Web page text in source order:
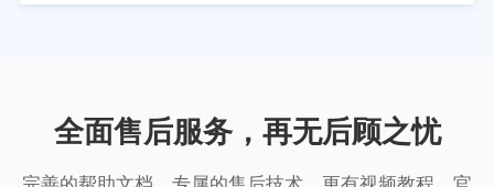
全面售后服务，再无后顾之忧